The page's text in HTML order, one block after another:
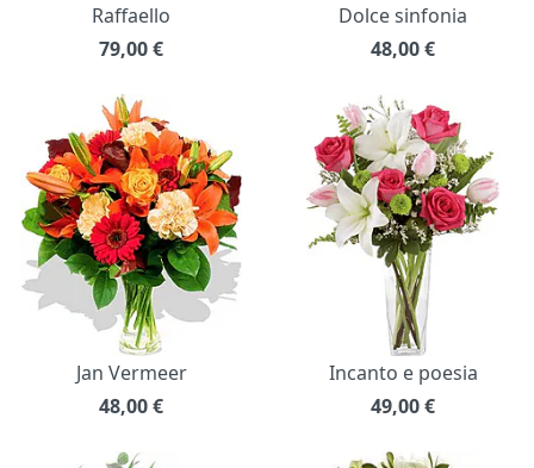
Raffaello
79,00€
Dolce sinfonia
48,00€
Jan Vermeer
48,00€
Incanto e poesia
49,00€